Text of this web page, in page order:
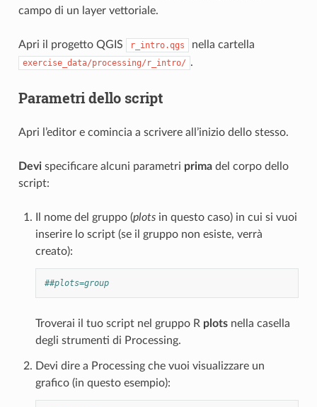
campo di un layer vettoriale.
Apri il progetto QGIS r_intro.qgs nella cartella
exercise_data/processing/r_intro/ .
Parametri dello script
Apri l’editor e comincia a scrivere all’inizio dello stesso.
Devispecificare alcuni parametri primadel corpo dello
script:
Il nome del gruppo (plotsin questo caso) in cui si vuoi
inserire lo script (se il gruppo non esiste, verrà
creato):
##plots=group
Troverai il tuo script nel gruppo R plotsnella casella
degli strumenti di Processing.
Devi dire a Processing che vuoi visualizzare un
grafico (in questo esempio):